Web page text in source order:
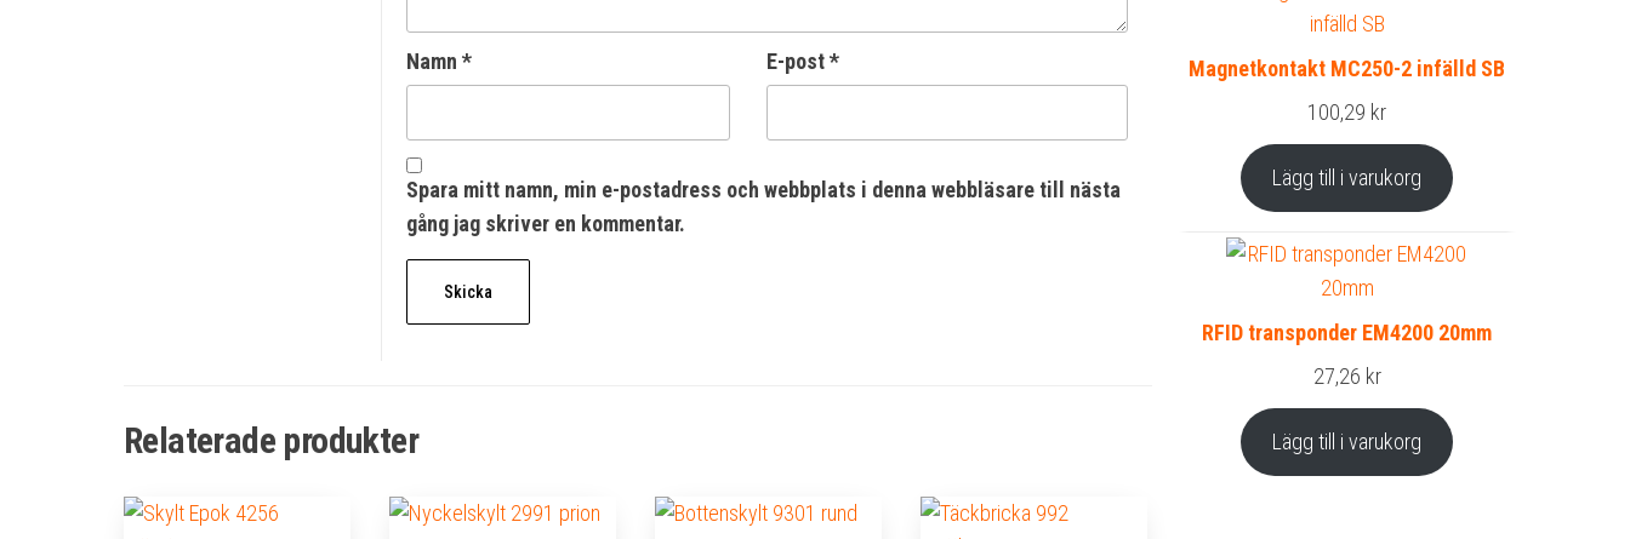
Namn * E-post*
Spara mitt namn, min e-postadress och webbplats i denna webbläsare till nästa
gång jag skriver en kommentar.
Relaterade produkter
Magnetkontakt MC250-2 infälld SB
100,29 kr
Lägg till i varukorg
RFID transponder EM4200 20mm
27,26 kr
Lägg till i varukorg